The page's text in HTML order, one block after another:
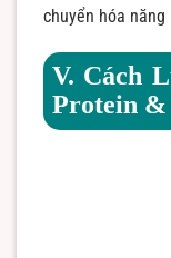
chuyển hóa
V. Cách
Protein